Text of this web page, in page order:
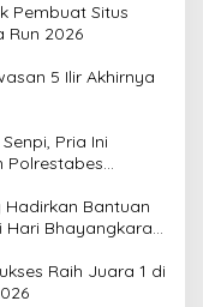
Pembuat Situs
Run 2026
5 Ilir Akhirnya
Pria Ini
Polrestabes
Hadirkan Bantuan
Bhayangkara
Raih Juara 1 di